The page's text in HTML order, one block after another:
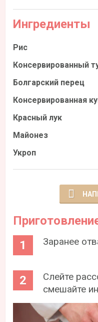
Ингредиенты
Рис
Консервированный
Болгарский перец
Консервированная
Красный лук
Майонез
Укроп
Заранее
Слейте
смешайте